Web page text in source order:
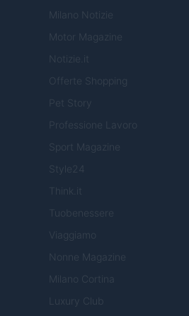
Milano Notizie
Motor Magazine
Notizie.it
Offerte Shopping
Pet Story
Professione Lavoro
Sport Magazine
Style24
Think.it
Tuobenessere
Viaggiamo
Nonne Magazine
Milano Cortina
Luxury Club